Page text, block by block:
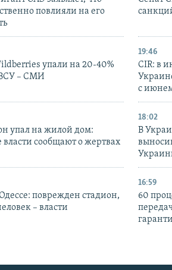
повлияли на его
упали на 20-40%
ВСУ – СМИ
19:46
CIR: в
с
упал на жилой дом:
власти сообщают о жертвах
18:02
В
поврежден стадион,
– власти
16:59
60